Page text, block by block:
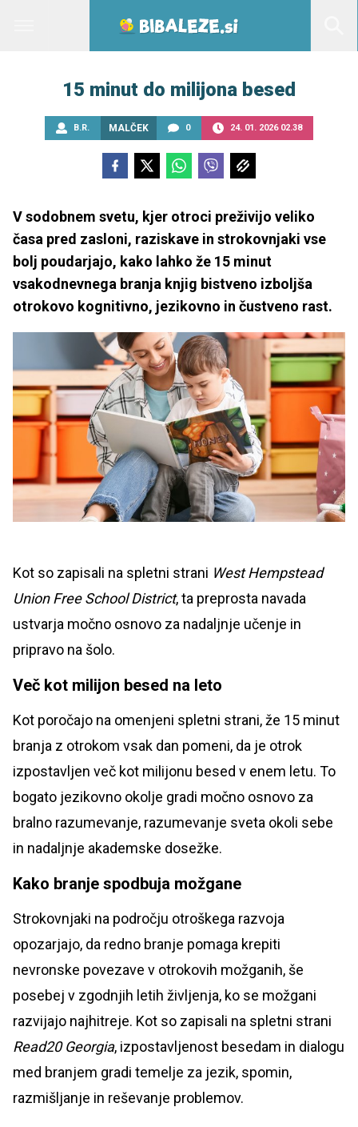
15 minut do milijona besed
B.R. MALČEK 0 24. 01. 2026 02.38
V sodobnem svetu, kjer otroci preživijo veliko
časa pred zasloni, raziskave in strokovnjaki vse
bolj poudarjajo, kako lahko že 15 minut
vsakodnevnega branja knjig bistveno izboljša
otrokovo kognitivno, jezikovno in čustveno rast.
Kot so zapisali na spletni strani West Hempstead
Union Free School District, ta preprosta navada
ustvarja močno osnovo za nadaljnje učenje in
pripravo na šolo.
Več kot milijon besed na leto
Kot poročajo na omenjeni spletni strani, že 15 minut
branja z otrokom vsak dan pomeni, da je otrok
izpostavljen več kot milijonu besed v enem letu. To
bogato jezikovno okolje gradi močno osnovo za
bralno razumevanje, razumevanje sveta okoli sebe
in nadaljnje akademske dosežke.
Kako branje spodbuja možgane
Strokovnjaki na področju otroškega razvoja
opozarjajo, da redno branje pomaga krepiti
nevronske povezave v otrokovih možganih, še
posebej v zgodnjih letih življenja, ko se možgani
razvijajo najhitreje. Kot so zapisali na spletni strani
Read20 Georgia, izpostavljenost besedam in dialogu
med branjem gradi temelje za jezik, spomin,
razmišljanje in reševanje problemov.